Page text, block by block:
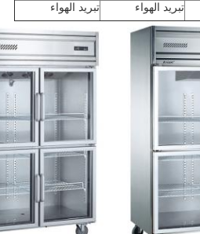
تبريد الهواء تبريد الهواء